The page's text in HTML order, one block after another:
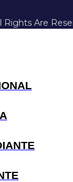
Rights Are